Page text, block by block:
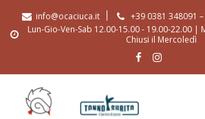
content
info@ocaciuca.it
+39 0381 348091
Lun-Gio-Ven-Sab 12.00-15.00 - 19.00-22.00 |
Chiusi il Mercoledì